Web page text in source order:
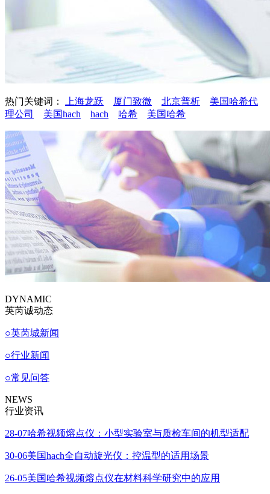
热门关键词： 上海龙跃 厦门致微 北京普析
美国哈希代
理公司
美国hach hach 哈希 美国哈希
DYNAMIC
英芮诚动态
○英芮城新闻
○行业新闻
○常见问答
NEWS
行业资讯
28-07哈希视频熔点仪：小型实验室与质检车间的机型适配
30-06美国hach全自动旋光仪：控温型的适用场景
26-05美国哈希视频熔点仪在材料科学研究中的应用